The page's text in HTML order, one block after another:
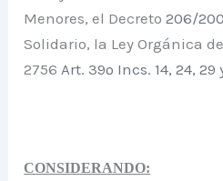
Menores, el Decreto206/
Solidario, la Ley Orgánica
2756Art. 39º Incs. 14, 24, 29
CONSIDERANDO: